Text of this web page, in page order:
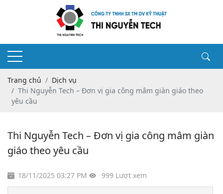
Trang chủ
Dịch vụ
Thi Nguyễn Tech – Đơn vị gia công mâm giàn giáo theo
yêu cầu
Thi Nguyễn Tech – Đơn vị gia công mâm giàn
giáo theo yêu cầu
18/11/2025 03:27 PM 999 Lượt xem